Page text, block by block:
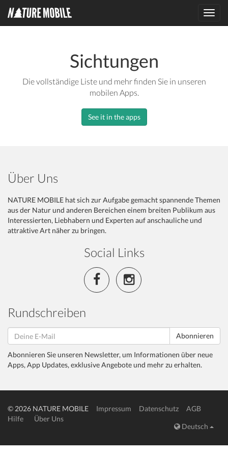
Sichtungen
Die vollständige Liste und mehr finden Sie in unseren
mobilen Apps.
See it in the apps
Über Uns
NATURE MOBILE hat sich zur Aufgabe gemacht spannende Themen
aus der Natur und anderen Bereichen einem breiten Publikum aus
Interessierten, Liebhabern und Experten auf anschauliche und
attraktive Art näher zu bringen.
Social Links
Rundschreiben
Abonnieren
Abonnieren Sie unseren Newsletter, um Informationen über neue
Apps, App Updates, exklusive Angebote und mehr zu erhalten.
© 2026 NATURE MOBILE Impressum Datenschutz
AGB
Hilfe
Über Uns
Deutsch